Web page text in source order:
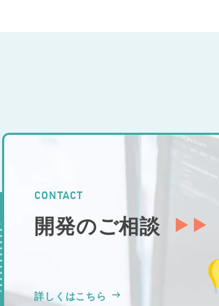
CONTACT
開発のご相談
詳しくはこちら